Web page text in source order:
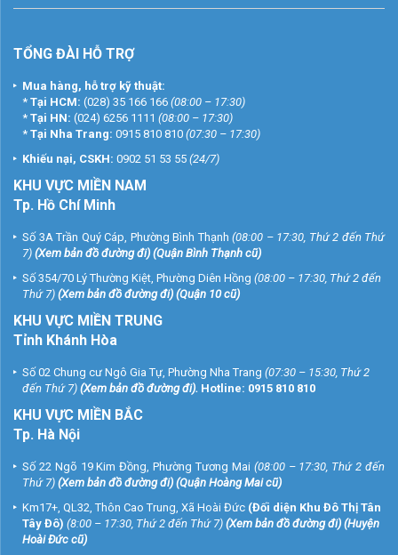
TỔNG ĐÀI HỖ TRỢ
Mua hàng, hỗ trợ kỹ thuật:
* Tại HCM: (028) 35 166 166 (08:00 – 17:30)
* Tại HN: (024) 6256 1111 (08:00 – 17:30)
* Tại Nha Trang: 0915 810 810 (07:30 – 17:30)
Khiếu nại, CSKH: 0902 51 53 55 (24/7)
KHU VỰC MIỀN NAM
Tp. Hồ Chí Minh
Số 3A Trần Quý Cáp, Phường Bình Thạnh (08:00 – 17:30, Thứ 2 đến Thứ
7) (Xem bản đồ đường đi) (Quận Bình Thạnh cũ)
Số 354/70 Lý Thường Kiệt, Phường Diên Hồng (08:00 – 17:30, Thứ 2 đến
Thứ 7) (Xem bản đồ đường đi) (Quận 10 cũ)
KHU VỰC MIỀN TRUNG
Tỉnh Khánh Hòa
Số 02 Chung cư Ngô Gia Tự, Phường Nha Trang (07:30 – 15:30, Thứ 2
đến Thứ 7) (Xem bản đồ đường đi). Hotline: 0915 810 810
KHU VỰC MIỀN BẮC
Tp. Hà Nội
Số 22 Ngõ 19 Kim Đồng, Phường Tương Mai (08:00 – 17:30, Thứ 2 đến
Thứ 7) (Xem bản đồ đường đi) (Quận Hoàng Mai cũ)
Km17+, QL32, Thôn Cao Trung, Xã Hoài Đức (Đối diện Khu Đô Thị Tân
Tây Đô) (8:00 – 17:30, Thứ 2 đến Thứ 7) (Xem bản đồ đường đi) (Huyện
Hoài Đức cũ)